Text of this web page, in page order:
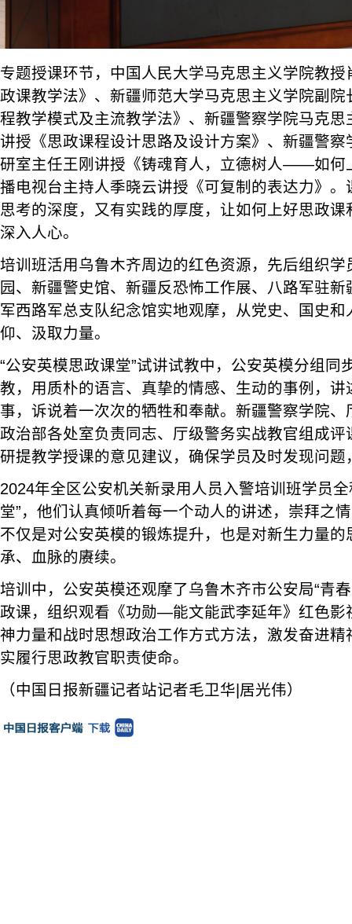
专题授课环节，中国人民大学马克思主义学院教
政课教学法》、新疆师范大学马克思主义学院副
程教学模式及主流教学法》、新疆警察学院马克
讲授《思政课程设计思路及设计方案》、新疆警
研室主任王刚讲授《铸魂育人，立德树人——如何
播电视台主持人季晓云讲授《可复制的表达力》
思考的深度，又有实践的厚度，让如何上好思政
深入人心。
培训班活用乌鲁木齐周边的红色资源，先后组织
园、新疆警史馆、新疆反恐怖工作展、八路军驻
军西路军总支队纪念馆实地观摩，从党史、国史
仰、汲取力量。
“公安英模思政课堂”试讲试教中，公安英模分组同
教，用质朴的语言、真挚的情感、生动的事例，讲
事，诉说着一次次的牺牲和奉献。新疆警察学院
政治部各处室负责同志、厅级警务实战教官组成
研提教学授课的意见建议，确保学员及时发现问题
2024年全区公安机关新录用人员入警培训班学员
堂”，他们认真倾听着每一个动人的讲述，崇拜之
不仅是对公安英模的锻炼提升，也是对新生力量
承、血脉的赓续。
培训中，公安英模还观摩了乌鲁木齐市公安局“青
政课，组织观看《功勋—能文能武李延年》红色影
神力量和战时思想政治工作方式方法，激发奋进
实履行思政教官职责使命。
（中国日报新疆记者站记者毛卫华|居光伟）